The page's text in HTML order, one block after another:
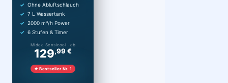
Ohne Abluftschlauch
7 L Wassertank
2000 m³/h Power
6 Stufen & Timer
Midea Sensicool · ab
129,99 €
★ Bestseller Nr. 1